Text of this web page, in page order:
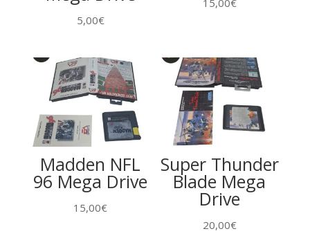
5,00€
15,00€
Madden NFL
96 Mega Drive
15,00€
Super Thunder
Blade Mega
Drive
20,00€